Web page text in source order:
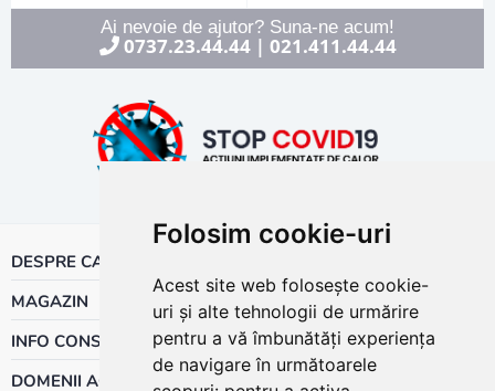
Folosim cookie-uri
Acest site web folosește cookie-
uri și alte tehnologii de urmărire
pentru a vă îmbunătăți experiența
de navigare în următoarele
Ai nevoie de ajutor? Suna-ne acum!
0737.23.44.44| 021.411.44.44
DESPRE CALOR
MAGAZIN
INFO CONSUMATOR
DOMENII ACTIVITATE